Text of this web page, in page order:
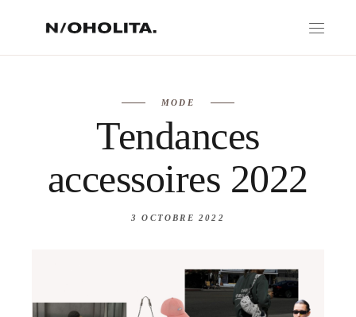
MODE
Tendances
accessoires 2022
3 OCTOBRE 2022